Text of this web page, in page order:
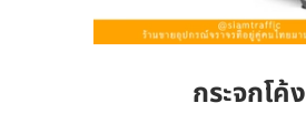
กระจกโค้ง